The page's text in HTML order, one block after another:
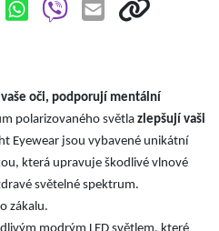
oči, podporují mentální
polarizovaného světla zlepšují vaši
Eyewear jsou vybavené unikátní
která upravuje škodlivé vlnové
světelné spektrum.
zákalu.